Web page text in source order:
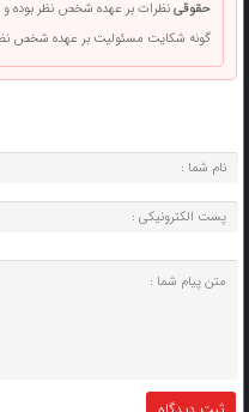
حقوقینظرات بر عهده شخص نظر بوده و
گونه شکایت مسئولیت بر عهده شخص